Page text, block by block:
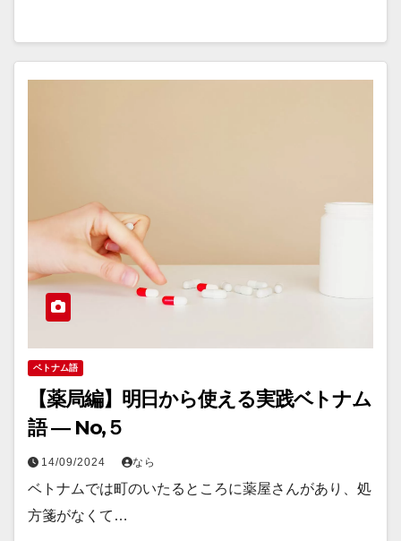
ベトナム語
【薬局編】明日から使える実践ベトナム
語 ― No,５
14/09/2024 なら
ベトナムでは町のいたるところに薬屋さんがあり、処
方箋がなくて…